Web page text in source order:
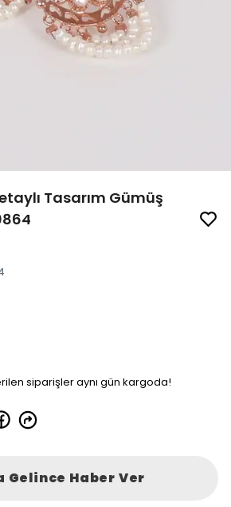
Tasarım Gümüş
siparişler aynı gün kargoda!
Gelince Haber Ver